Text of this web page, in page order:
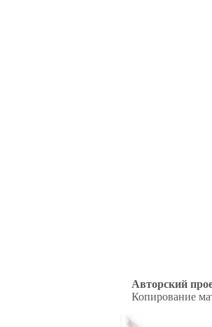
Авторский
Копирование